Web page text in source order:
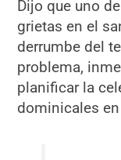
Dijo que uno
grietas en el
derrumbe del
problema,
planificar la
dominicales